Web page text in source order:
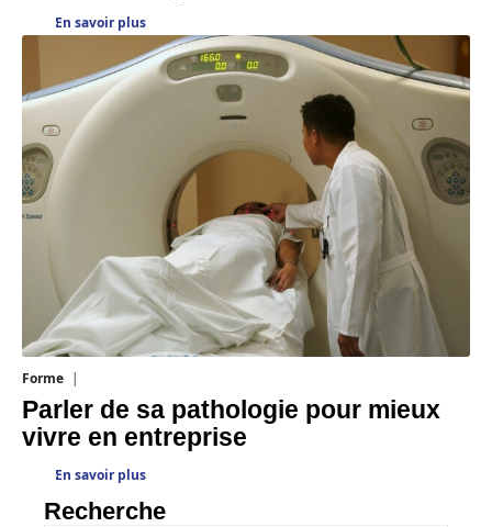
En savoir plus
Forme
Parler de sa pathologie pour mieux
vivre en entreprise
En savoir plus
Recherche